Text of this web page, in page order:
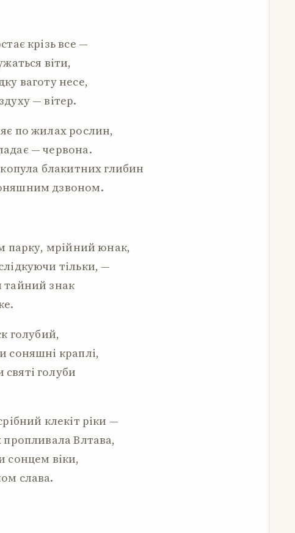
крізь все —
віти,
ваготу несе,
— вітер.
по жилах рослин,
— червона.
блакитних глибин
дзвоном.
парку, мрійний юнак,
тільки, —
тайний знак
голубий,
соняшні краплі,
голуби
клекіт ріки —
пропливала Влтава,
сонцем віки,
слава.